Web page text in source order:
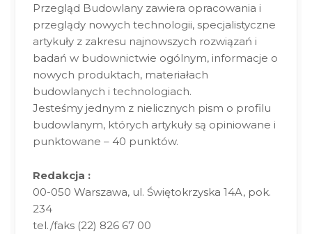
Przegląd Budowlany zawiera opracowania i
przeglądy nowych technologii, specjalistyczne
artykuły z zakresu najnowszych rozwiązań i
badań w budownictwie ogólnym, informacje o
nowych produktach, materiałach
budowlanych i technologiach.
Jesteśmy jednym z nielicznych pism o profilu
budowlanym, których artykuły są opiniowane i
punktowane – 40 punktów.
Redakcja :
00-050 Warszawa, ul. Świętokrzyska 14A, pok.
234
tel./faks (22) 826 67 00